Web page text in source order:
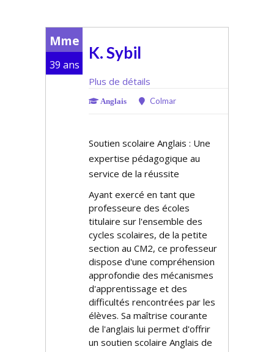
Mme
39 ans
K. Sybil
Plus de détails
Anglais Colmar
Soutien scolaire Anglais : Une
expertise pédagogique au
service de la réussite
Ayant exercé en tant que
professeure des écoles
titulaire sur l'ensemble des
cycles scolaires, de la petite
section au CM2, ce professeur
dispose d'une compréhension
approfondie des mécanismes
d'apprentissage et des
difficultés rencontrées par les
élèves. Sa maîtrise courante
de l'anglais lui permet d'offrir
un soutien scolaire Anglais de